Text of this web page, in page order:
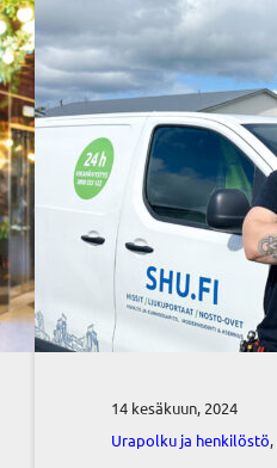
14 kesäkuun, 2024
Urapolku ja henkilöstö,